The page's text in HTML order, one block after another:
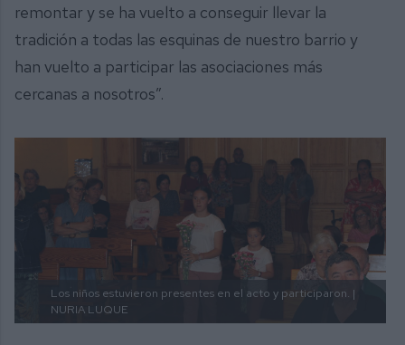
remontar y se ha vuelto a conseguir llevar la
tradición a todas las esquinas de nuestro barrio y
han vuelto a participar las asociaciones más
cercanas a nosotros”.
Los niños estuvieron presentes en el acto y participaron. |
NURIA LUQUE